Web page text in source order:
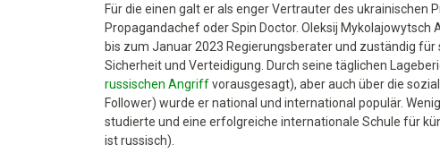
Putinversteher
will
Präsident
der
Ukraine
werden
Für die einen galt er als enger Vertrauter des ukrainischen
Propagandachef oder Spin Doctor. Oleksij
bis zum Januar 2023 Regierungsberater und zuständig
Sicherheit und Verteidigung. Durch seine täglichen
russischen Angriffvorausgesagt), aber auch über die
Follower) wurde er national und international populär.
studierte und eine erfolgreiche internationale Schule für
ist russisch).